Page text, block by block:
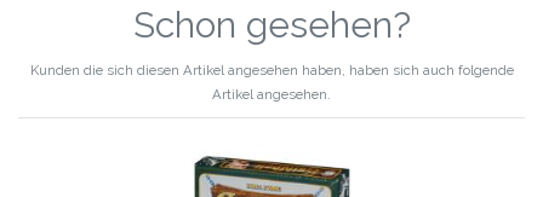
Schon gesehen?
Kunden die sich diesen Artikel angesehen haben, haben sich auch folgende
Artikel angesehen.